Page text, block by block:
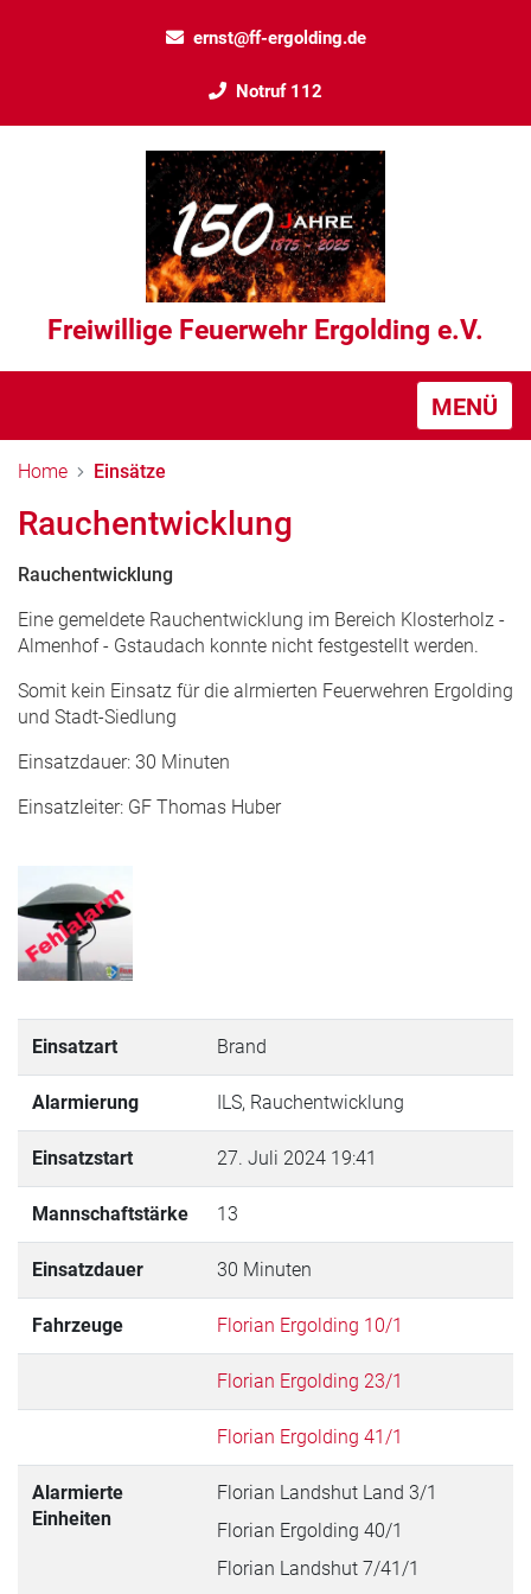
ernst@ff-ergolding.de
Notruf 112
Freiwillige Feuerwehr Ergolding e.V.
MENÜ
Home Einsätze
Rauchentwicklung
Rauchentwicklung
Eine gemeldete Rauchentwicklung im Bereich Klosterholz -
Almenhof - Gstaudach konnte nicht festgestellt werden.
Somit kein Einsatz für die alrmierten Feuerwehren Ergolding
und Stadt-Siedlung
Einsatzdauer: 30 Minuten
Einsatzleiter: GF Thomas Huber
Einsatzart Brand
Alarmierung ILS, Rauchentwicklung
Einsatzstart 27. Juli 2024 19:41
Mannschaftstärke 13
Einsatzdauer 30 Minuten
Fahrzeuge Florian Ergolding 10/1
Florian Ergolding 23/1
Florian Ergolding 41/1
Alarmierte
Einheiten
Florian Landshut Land 3/1
Florian Ergolding 40/1
Florian Landshut 7/41/1